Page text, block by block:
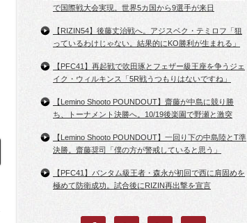
で国際戦大会実現。世界5カ国から9選手が来日
【RIZIN54】後藤丈治戦へ。アジスベク・テミロフ「狙
っているわけじゃない。結果的にKO勝利が生まれる」
【PFC41】再起戦で吹田琢とフェザー級王座を争うジェ
イク・ウィルキンス「5R戦うつもりはないですね」
【Lemino Shooto POUNDOUT】齋藤が中島に競り勝
ち、トーナメント決勝へ。10/19後楽園で野瀬と激突
【Lemino Shooto POUNDOUT】一回り下の中島陸とT準
決勝。齋藤奨司「僕の方が警戒していると思う」
【PFC41】バンタム級王者・森永が初回で西に肩固めを
極めて防衛成功。試合後にRIZIN再出撃を宣言